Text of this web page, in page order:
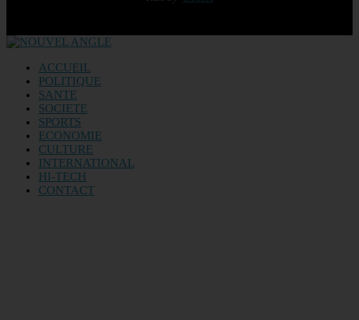
ACCUEIL
POLITIQUE
SANTE
SOCIETE
SPORTS
ECONOMIE
CULTURE
INTERNATIONAL
HI-TECH
CONTACT